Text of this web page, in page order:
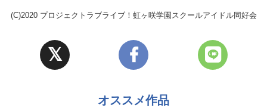
(C)2020 プロジェクトラブライブ！虹ヶ咲学園スクールアイドル同好会
オススメ作品